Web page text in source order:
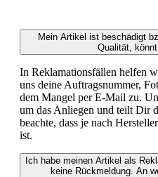
Mein Artikel ist beschädigt
Qualität,
In Reklamationsfällen helfen
uns deine Auftragsnummer,
dem Mangel per E-Mail zu.
um das Anliegen und teilt Dir
beachte, dass je nach
ist.
Ich habe meinen Artikel als
keine Rückmeldung. An